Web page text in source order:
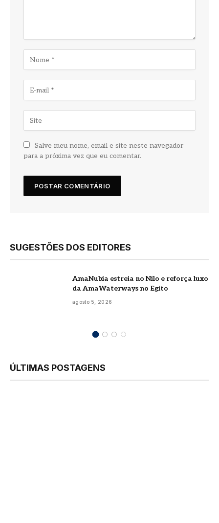
Salve meu nome, email e site neste navegador
para a próxima vez que eu comentar.
SUGESTÕES DOS EDITORES
AmaNubia estreia no Nilo e reforça luxo
da AmaWaterways no Egito
agosto 5, 2026
ÚLTIMAS POSTAGENS